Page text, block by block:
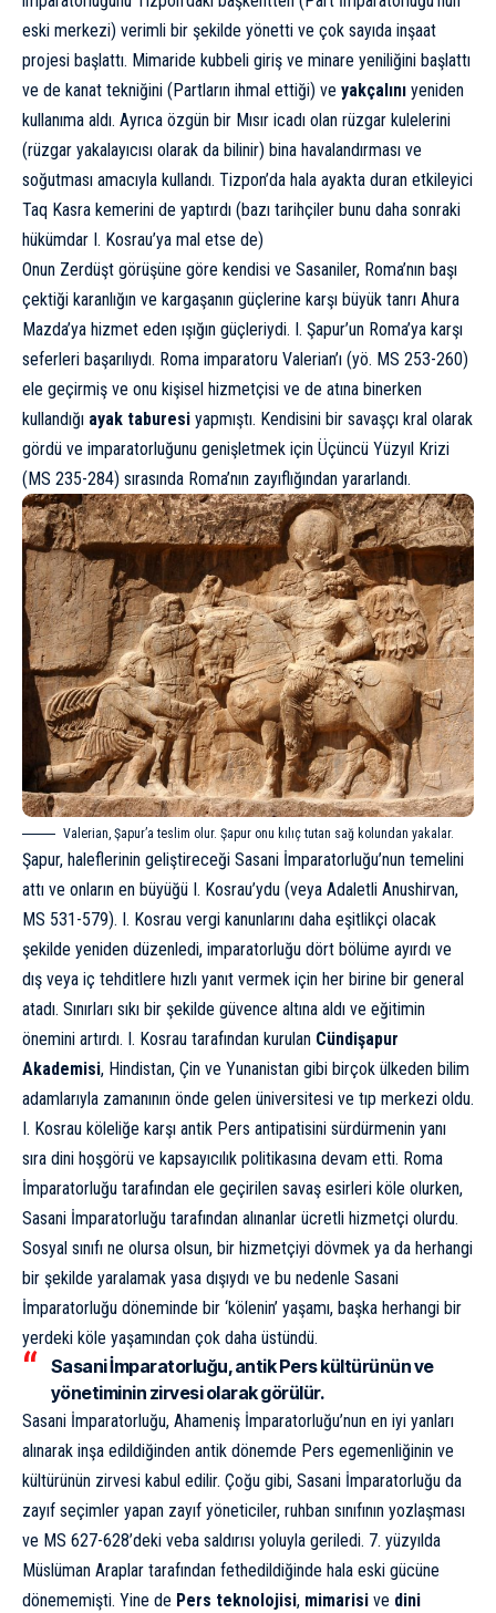
eski merkezi) verimli bir şekilde yönetti ve çok sayıda inşaat
projesi başlattı. Mimaride kubbeli giriş ve minare yeniliğini başlattı
ve de kanat tekniğini (Partların ihmal ettiği) ve yakçalını yeniden
kullanıma aldı. Ayrıca özgün bir Mısır icadı olan rüzgar kulelerini
(rüzgar yakalayıcısı olarak da bilinir) bina havalandırması ve
soğutması amacıyla kullandı. Tizpon’da hala ayakta duran etkileyici
Taq Kasra kemerini de yaptırdı (bazı tarihçiler bunu daha sonraki
hükümdar I. Kosrau’ya mal etse de)
Onun Zerdüşt görüşüne göre kendisi ve Sasaniler, Roma’nın başı
çektiği karanlığın ve kargaşanın güçlerine karşı büyük tanrı Ahura
Mazda’ya hizmet eden ışığın güçleriydi. I. Şapur’un Roma’ya karşı
seferleri başarılıydı. Roma imparatoru Valerian’ı (yö. MS 253-260)
ele geçirmiş ve onu kişisel hizmetçisi ve de atına binerken
kullandığı ayak taburesi yapmıştı. Kendisini bir savaşçı kral olarak
gördü ve imparatorluğunu genişletmek için Üçüncü Yüzyıl Krizi
(MS 235-284) sırasında Roma’nın zayıflığından yararlandı.
Valerian, Şapur’a teslim olur. Şapur onu kılıç tutan sağ kolundan yakalar.
Şapur, haleflerinin geliştireceği Sasani İmparatorluğu’nun temelini
attı ve onların en büyüğü I. Kosrau’ydu (veya Adaletli Anushirvan,
MS 531-579). I. Kosrau vergi kanunlarını daha eşitlikçi olacak
şekilde yeniden düzenledi, imparatorluğu dört bölüme ayırdı ve
dış veya iç tehditlere hızlı yanıt vermek için her birine bir general
atadı. Sınırları sıkı bir şekilde güvence altına aldı ve eğitimin
önemini artırdı. I. Kosrau tarafından kurulan Cündişapur
Akademisi, Hindistan, Çin ve Yunanistan gibi birçok ülkeden bilim
adamlarıyla zamanının önde gelen üniversitesi ve tıp merkezi oldu.
I. Kosrau köleliğe karşı antik Pers antipatisini sürdürmenin yanı
sıra dini hoşgörü ve kapsayıcılık politikasına devam etti. Roma
İmparatorluğu tarafından ele geçirilen savaş esirleri köle olurken,
Sasani İmparatorluğu tarafından alınanlar ücretli hizmetçi olurdu.
Sosyal sınıfı ne olursa olsun, bir hizmetçiyi dövmek ya da herhangi
bir şekilde yaralamak yasa dışıydı ve bu nedenle Sasani
İmparatorluğu döneminde bir ‘kölenin’ yaşamı, başka herhangi bir
yerdeki köle yaşamından çok daha üstündü.
Sasani İmparatorluğu, antik Pers kültürünün ve
yönetiminin zirvesi olarak görülür.
Sasani İmparatorluğu, Ahameniş İmparatorluğu’nun en iyi yanları
alınarak inşa edildiğinden antik dönemde Pers egemenliğinin ve
kültürünün zirvesi kabul edilir. Çoğu gibi, Sasani İmparatorluğu da
zayıf seçimler yapan zayıf yöneticiler, ruhban sınıfının yozlaşması
ve MS 627-628’deki veba saldırısı yoluyla geriledi. 7. yüzyılda
Müslüman Araplar tarafından fethedildiğinde hala eski gücüne
dönememişti. Yine de Pers teknolojisi, mimarisi ve dini